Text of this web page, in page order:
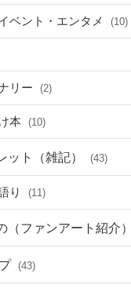
ベント・エンタメ (10)
リー (2)
本 (10)
ット（雑記） (43)
り (11)
（ファンアート紹介）
(43)